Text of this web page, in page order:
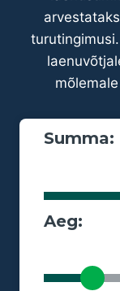
Summa:
Aeg: